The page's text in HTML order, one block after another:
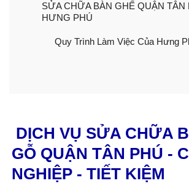
SỬA CHỮA BÀN GHẾ QUẬN TÂN
HƯNG PHÚ
Quy Trình Làm Việc Của Hưng
DỊCH VỤ SỬA CHỮA
GỖ QUẬN TÂN PHÚ -
NGHIỆP - TIẾT KIỆM